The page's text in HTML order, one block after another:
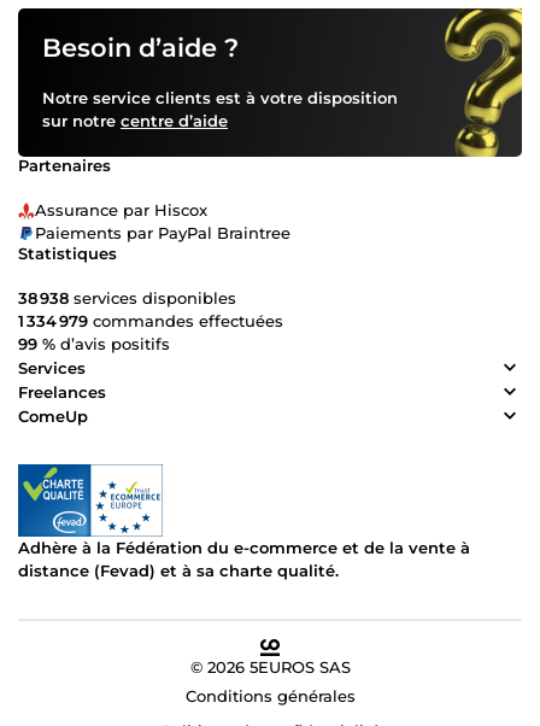
Besoin d’aide ?
Notre service clients est à votre disposition
sur notre centre d’aide
Partenaires
Assurance par Hiscox
Paiements par PayPal Braintree
Statistiques
38 938 services disponibles
1 334 979 commandes effectuées
99 % d’avis positifs
Services
Freelances
ComeUp
Adhère à la Fédération du e-commerce et de la vente à
distance (Fevad) et à sa charte qualité.
© 2026 5EUROS SAS
Conditions générales